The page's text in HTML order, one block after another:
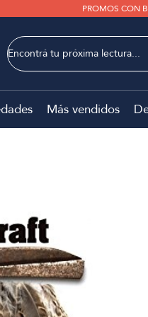
PROMOS CON
Más vendidos